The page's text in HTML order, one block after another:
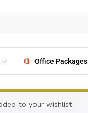
Office Packages
to your wishlist